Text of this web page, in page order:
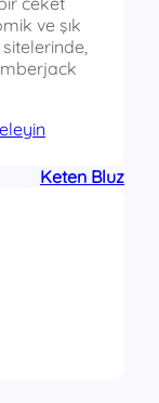
ve şık
Keten Bluz